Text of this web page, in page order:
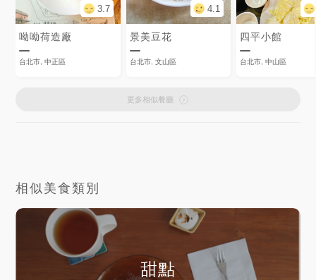
3.7
呦呦荷造廠
台北市, 中正區
4.1
景美豆花
台北市, 文山區
四平小館
台北市, 中山區
更多相似餐廳
相似美食類別
甜點